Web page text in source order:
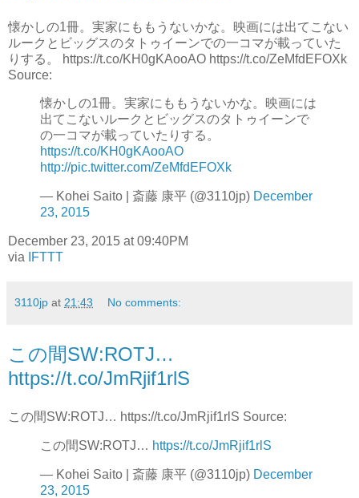
懐かしの1冊。実家にももうないかな。映画には出てこない
ルークとビッグスのタトゥイーンでの一コマが載っていた
りする。 https://t.co/KH0gKAooAO https://t.co/ZeMfdEFOXk
Source:
懐かしの1冊。実家にももうないかな。映画には
出てこないルークとビッグスのタトゥイーンで
の一コマが載っていたりする。
https://t.co/KH0gKAooAO
http://pic.twitter.com/ZeMfdEFOXk
— Kohei Saito | 斎藤 康平 (@3110jp) December
23, 2015
December 23, 2015 at 09:40PM
via
IFTTT
3110jp at 21:43 No comments:
この間SW:ROTJ…
https://t.co/JmRjif1rlS
この間SW:ROTJ… https://t.co/JmRjif1rlS Source:
この間SW:ROTJ… https://t.co/JmRjif1rlS
— Kohei Saito | 斎藤 康平 (@3110jp) December
23, 2015